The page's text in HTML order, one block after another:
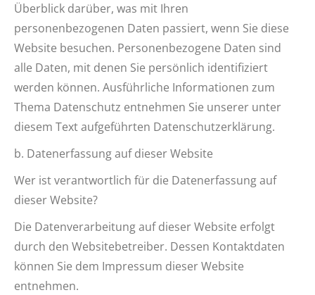
Überblick darüber, was mit Ihren
personenbezogenen Daten passiert, wenn Sie diese
Website besuchen. Personenbezogene Daten sind
alle Daten, mit denen Sie persönlich identifiziert
werden können. Ausführliche Informationen zum
Thema Datenschutz entnehmen Sie unserer unter
diesem Text aufgeführten Datenschutzerklärung.
b. Datenerfassung auf dieser Website
Wer ist verantwortlich für die Datenerfassung auf
dieser Website?
Die Datenverarbeitung auf dieser Website erfolgt
durch den Websitebetreiber. Dessen Kontaktdaten
können Sie dem Impressum dieser Website
entnehmen.